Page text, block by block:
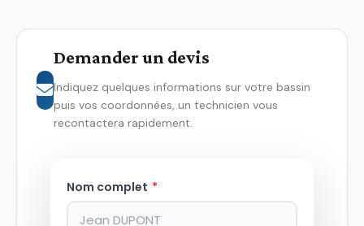
Demander un devis
Indiquez quelques informations sur votre bassin
puis vos coordonnées, un technicien vous
recontactera rapidement.
Nom complet *